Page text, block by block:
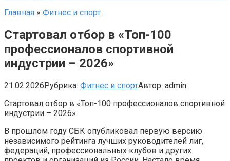
Главная » Фитнес и спорт
Стартовал отбор в «Топ-100
профессионалов спортивной
индустрии – 2026»
21.02.2026Рубрика: Фитнес и спортАвтор: admin
Стартовал отбор в «Топ-100 профессионалов спортивной
индустрии – 2026»
В прошлом году СБК опубликовал первую версию
независимого рейтинга лучших руководителей лиг,
федераций, профессиональных клубов и других